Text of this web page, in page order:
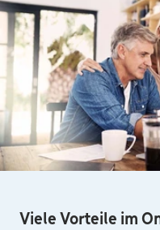
Viele Vorteile im